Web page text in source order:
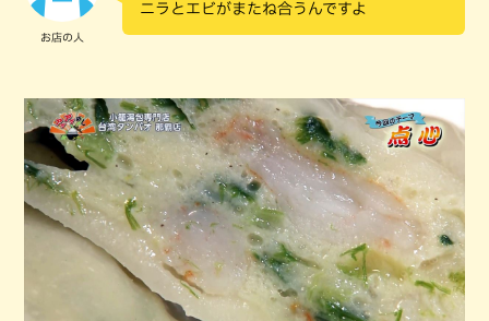
お店の人
ニラとエビがまたね合うんですよ